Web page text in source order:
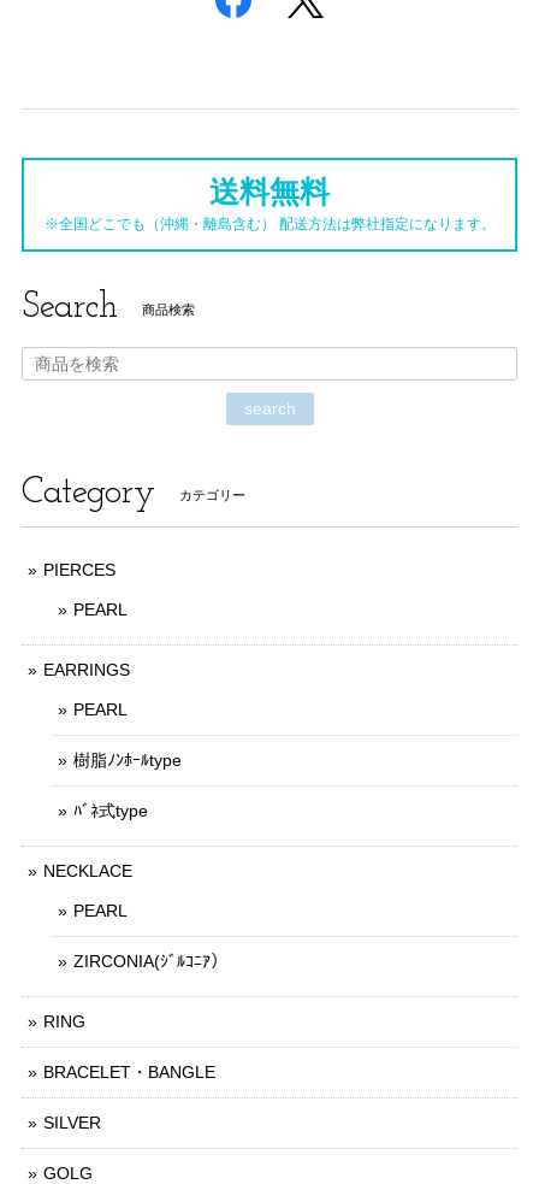
送料無料
※全国どこでも（沖縄・離島含む） 配送方法は弊社指定になります。
Search 商品検索
search
Category カテゴリー
PIERCES
PEARL
EARRINGS
PEARL
樹脂ﾉﾝﾎｰﾙtype
ﾊﾞﾈ式type
NECKLACE
PEARL
ZIRCONIA(ｼﾞﾙｺﾆｱ）
RING
BRACELET・BANGLE
SILVER
GOLG